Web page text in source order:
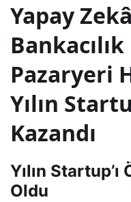
Yapay
Pazaryeri
Yılın
Kazandı
Yılın
Oldu
tup’ı
“Yılı
Star
tup’ı